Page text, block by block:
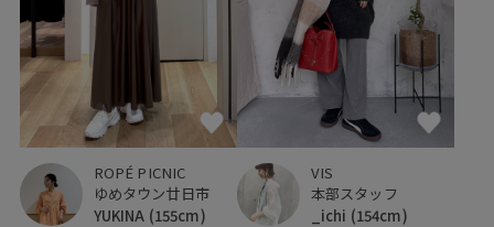
ROPÉ PICNIC
ゆめタウン廿日市
YUKINA (155cm)
VIS
本部スタッフ
_ichi (154cm)